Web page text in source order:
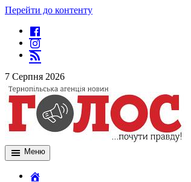
Перейти до контенту
7 Серпня 2026
Меню